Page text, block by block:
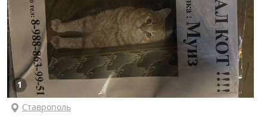
1
Ставрополь